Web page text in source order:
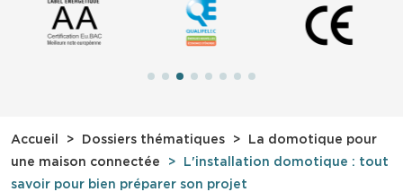
Accueil Dossiers thématiques
La domotique pour
une maison connectée
L'installation domotique : tout
savoir pour bien préparer son projet